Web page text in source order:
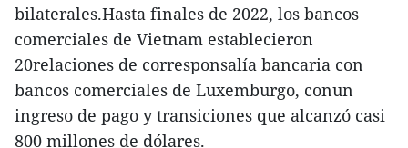
bilaterales.Hasta finales de 2022, los bancos
comerciales de Vietnam establecieron
20relaciones de corresponsalía bancaria con
bancos comerciales de Luxemburgo, conun
ingreso de pago y transiciones que alcanzó casi
800 millones de dólares.